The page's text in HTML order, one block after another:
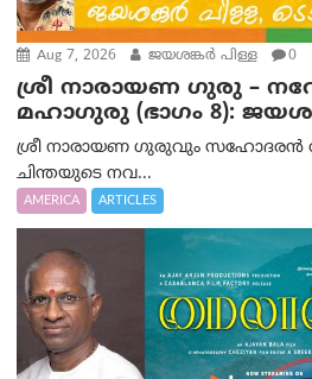
Aug 7, 2026 ജയശങ്കര്‍ പിള്ള 0
ശ്രീ നാരായണ ഗുരു –
മഹാഗുരു (ഭാഗം 8):
ശ്രീ നാരായണ ഗുരുവും സഹോദരൻ
ചിന്തയുടെ നവ...
AMERICA ARTICLES